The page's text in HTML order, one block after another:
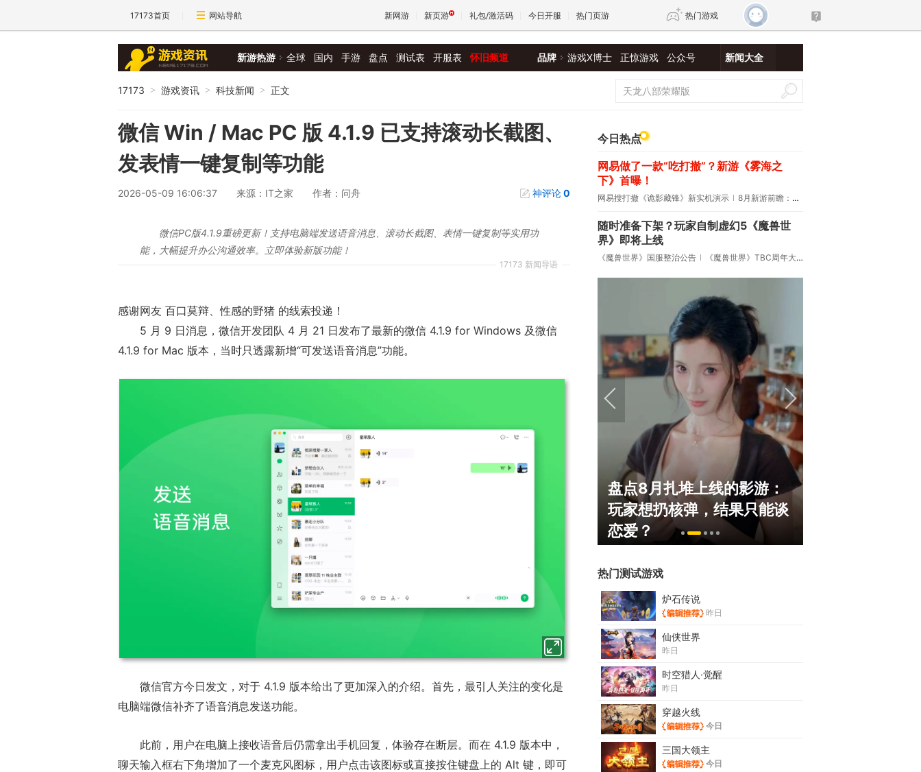
17173首页 网站导航 新网游 新页游 礼包/激活码 今日开服 热门页游 热门游戏
王权与自由 诛仙世界 新仙侠5
新游热游 全球 国内 手游 盘点 测试表 开服表 怀旧频道 品牌 游戏X博士 正惊游戏 公众号 新闻大全
17173 > 游戏资讯 > 科技新闻 > 正文
微信 Win / Mac PC 版 4.1.9 已支持滚动长截图、
发表情一键复制等功能
2026-05-09 16:06:37 来源：IT之家 作者：问舟 神评论0
17173 新闻导语
微信PC版4.1.9重磅更新！支持电脑端发送语音消息、滚动长截图、表情一键复制等实用功
能，大幅提升办公沟通效率。立即体验新版功能！
感谢网友 百口莫辩、性感的野猪 的线索投递！
5 月 9 日消息，微信开发团队 4 月 21 日发布了最新的微信 4.1.9 for Windows 及微信
4.1.9 for Mac 版本，当时只透露新增“可发送语音消息”功能。
微信官方今日发文，对于 4.1.9 版本给出了更加深入的介绍。首先，最引人关注的变化是
电脑端微信补齐了语音消息发送功能。
此前，用户在电脑上接收语音后仍需拿出手机回复，体验存在断层。而在 4.1.9 版本中，
聊天输入框右下角增加了一个麦克风图标，用户点击该图标或直接按住键盘上的 Alt 键，即可
今日热点
网易做了一款“吃打撤”？新游《雾海之
下》首曝！
网易搜打撤《诡影藏锋》新实机演示 8月新游前瞻：《诡秘之主》领衔
随时准备下架？玩家自制虚幻5《魔兽世
界》即将上线
《魔兽世界》国服整治公告 《魔兽世界》TBC周年大更：双经典团本回归！
正惊漫谈：从MU开始，为
什么网游翅膀成了"躲不掉
的刚需"？
盘点8月扎堆上线的影游：
玩家想扔核弹，结果只能谈
恋爱？
热门测试游戏
炉石传说
昨日
仙侠世界
昨日
时空猎人·觉醒
昨日
穿越火线
今日
三国大领主
今日